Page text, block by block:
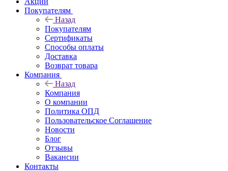
Покупателям
Назад
Покупателям
Сертификаты
Способы оплаты
Доставка
Возврат товара
Компания
Назад
Компания
О компании
Политика ОПД
Пользовательское Соглашение
Новости
Блог
Отзывы
Вакансии
Контакты